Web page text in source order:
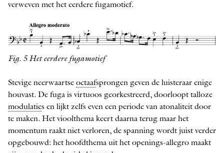
verweven met het eerdere fugamotief.
Fig. 5 Het eerdere fugamotief
Stevige neerwaartse ­ octaafsprongen geven de luisteraar enige
houvast. De fuga is v­irtuoos georkestreerd, doorloopt talloze
modulaties en lijkt zelfs even een periode van atonaliteit door
te maken. Het vioolthema keert daarna terug maar het
momentum raakt niet verloren, de spanning wordt juist verder
opgebouwd: het hoofdthema uit het openings-­allegro maakt